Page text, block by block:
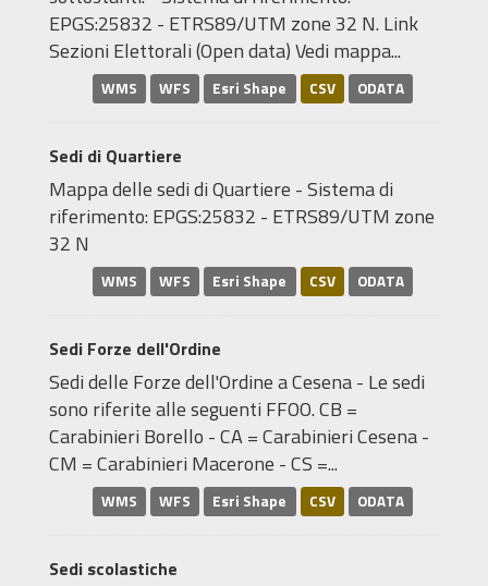
EPGS:25832 - ETRS89/UTM zone 32 N. Link
Sezioni Elettorali (Open data) Vedi mappa...
WMS WFS Esri Shape CSV ODATA
Sedi di Quartiere
Mappa delle sedi di Quartiere - Sistema di
riferimento: EPGS:25832 - ETRS89/UTM zone
32 N
WMS WFS Esri Shape CSV ODATA
Sedi Forze dell'Ordine
Sedi delle Forze dell'Ordine a Cesena - Le sedi
sono riferite alle seguenti FFOO. CB =
Carabinieri Borello - CA = Carabinieri Cesena -
CM = Carabinieri Macerone - CS =...
WMS WFS Esri Shape CSV ODATA
Sedi scolastiche